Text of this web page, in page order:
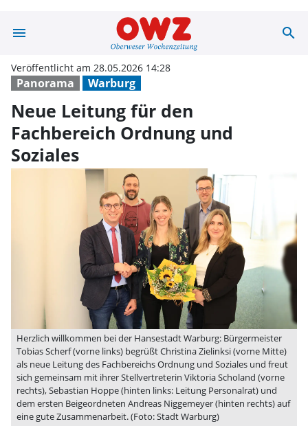
menu Neue Leitung search
Panorama Warburg
Veröffentlicht am 28.05.2026 14:28
Neue Leitung für den
Fachbereich Ordnung und
Soziales
Herzlich willkommen bei der Hansestadt Warburg: Bürgermeister
Tobias Scherf (vorne links) begrüßt Christina Zielinksi (vorne Mitte)
als neue Leitung des Fachbereichs Ordnung und Soziales und freut
sich gemeinsam mit ihrer Stellvertreterin Viktoria Scholand (vorne
rechts), Sebastian Hoppe (hinten links: Leitung Personalrat) und
dem ersten Beigeordneten Andreas Niggemeyer (hinten rechts) auf
eine gute Zusammenarbeit. (Foto: Stadt Warburg)